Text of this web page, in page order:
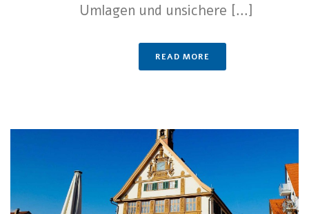
Umlagen und unsichere [...]
READ MORE